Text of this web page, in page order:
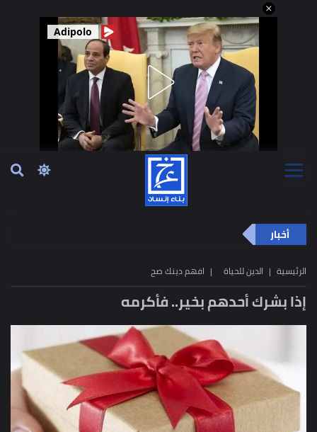
Adipolo
أخبار
الرئيسية الدين للحياة افهم دينك صح
إذا بشرك أحدهم بخير.. فأكرمه